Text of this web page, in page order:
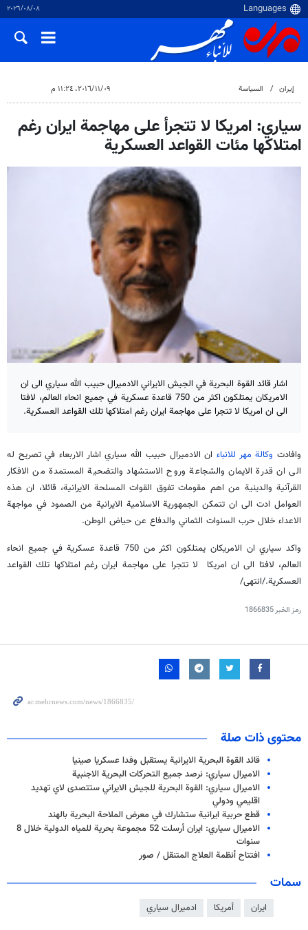
٠٨‏/٠٨‏/٢٠٢٦
إيران السياسة ٠٩‏/١١‏/٢٠١٦، ١١:٢٤ م
سياري: امريكا لا تتجرأ على مهاجمة ايران رغم
امتلاكها مئات القواعد العسكرية
اشار قائد القوة البحرية في الجيش الايراني الادميرال حبيب الله سياري الى ان
الامريكان يمتلكون اكثر من 750 قاعدة عسكرية في جميع انحاء العالم، لافتا
الى ان امريكا لا تتجرا على مهاجمة ايران رغم امتلاكها تلك القواعد العسكرية.
وافادت وكالة مهر للانباء ان الادميرال حبيب الله سياري اشار الاربعاء في تصريح له
الى ان قدرة الايمان والشجاعة وروح الاستشهاد والتضحية المستمدة من الافكار
القرآنية والدينية من اهم مقومات تفوق القوات المسلحة الايرانية، قائلا، ان هذه
العوامل ادت الى ان تتمكن الجمهورية الاسلامية الايرانية من الصمود في مواجهة
الاعداء خلال حرب السنوات الثماني والدفاع عن حياض الوطن.
واكد سياري ان الامريكان يمتلكون اكثر من 750 قاعدة عسكرية في جميع انحاء
العالم، لافتا الى ان امريكا لا تتجرا على مهاجمة ايران رغم امتلاكها تلك القواعد
العسكرية./انتهى/
رمز الخبر1866835
محتوى ذات صلة
قائد القوة البحرية الايرانية يستقبل وفدا عسكريا صينيا
الاميرال سياري: نرصد جميع التحركات البحرية الاجنبية
الاميرال سياري: القوة البحرية للجيش الايراني ستتصدى لاي تهديد
اقليمي ودولي
قطع حربية ايرانية ستشارك في معرض الملاحة البحرية بالهند
الاميرال سياري: ايران أرسلت 52 مجموعة بحرية للمياه الدولية خلال 8
سنوات
افتتاح أنظمة العلاج المتنقل / صور
سمات
ايران أمريكا ادميرال سياري